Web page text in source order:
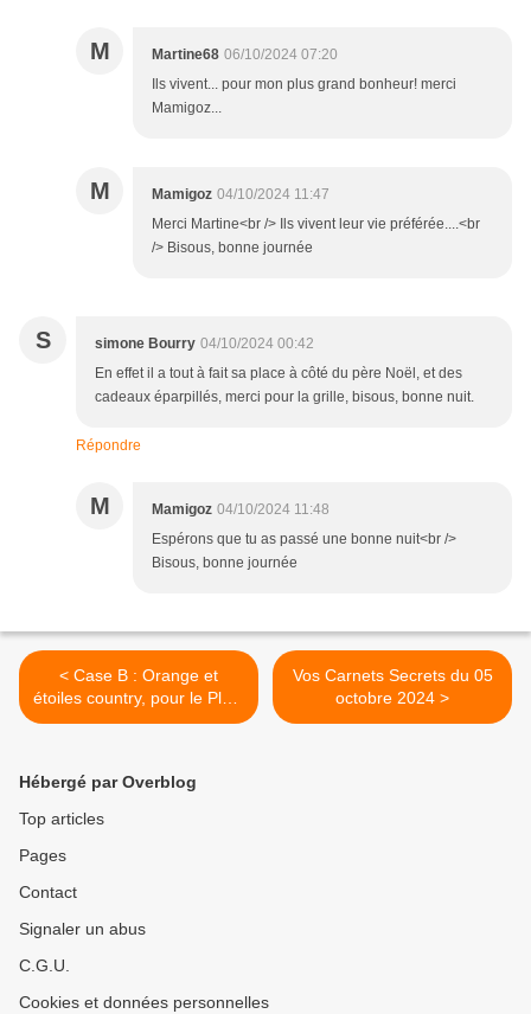
M Martine68 06/10/2024 07:20
Ils vivent... pour mon plus grand bonheur! merci
Mamigoz...
M Mamigoz 04/10/2024 11:47
Merci Martine<br /> Ils vivent leur vie préférée....<br
/> Bisous, bonne journée
S simone Bourry 04/10/2024 00:42
En effet il a tout à fait sa place à côté du père Noël, et des
cadeaux éparpillés, merci pour la grille, bisous, bonne nuit.
Répondre
M Mamigoz 04/10/2024 11:48
Espérons que tu as passé une bonne nuit<br />
Bisous, bonne journée
< Case B : Orange et
étoiles country, pour le Plaid
en Fêtes
Vos Carnets Secrets du 05
octobre 2024 >
Hébergé par Overblog
Top articles
Pages
Contact
Signaler un abus
C.G.U.
Cookies et données personnelles